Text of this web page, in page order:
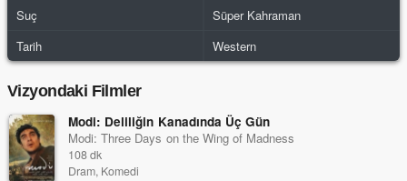
Suç
Süper Kahraman
Tarih
Western
Vizyondaki Filmler
Modi: Deliliğin Kanadında Üç Gün
Modi: Three Days on the Wing of Madness
108 dk
Dram, Komedi